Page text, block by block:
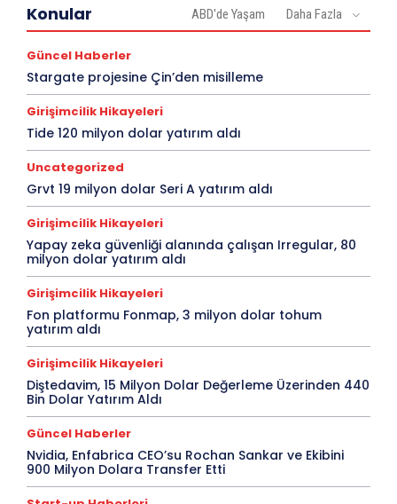
Konular ABD'de Yaşam Daha Fazla
Güncel Haberler
Stargate projesine Çin’den misilleme
Girişimcilik Hikayeleri
Tide 120 milyon dolar yatırım aldı
Uncategorized
Grvt 19 milyon dolar Seri A yatırım aldı
Girişimcilik Hikayeleri
Yapay zeka güvenliği alanında çalışan Irregular, 80
milyon dolar yatırım aldı
Girişimcilik Hikayeleri
Fon platformu Fonmap, 3 milyon dolar tohum
yatırım aldı
Girişimcilik Hikayeleri
Diştedavim, 15 Milyon Dolar Değerleme Üzerinden 440
Bin Dolar Yatırım Aldı
Güncel Haberler
Nvidia, Enfabrica CEO’su Rochan Sankar ve Ekibini
900 Milyon Dolara Transfer Etti